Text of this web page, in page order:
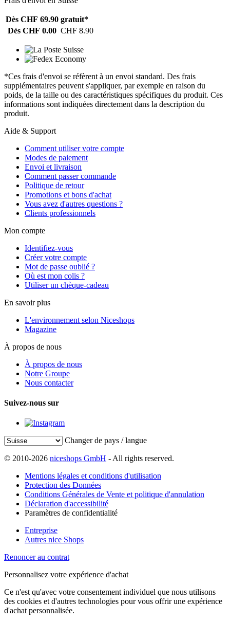
Dès CHF 69.90 gratuit*
Dès CHF 0.00 CHF 8.90
*Ces frais d'envoi se réfèrent à un envoi standard. Des frais
supplémentaires peuvent s'appliquer, par exemple en raison du
poids, de la taille ou des caractéristiques spécifiques du produit. Ces
informations sont indiquées directement dans la description du
produit.
Aide & Support
Comment utiliser votre compte
Modes de paiement
Envoi et livraison
Comment passer commande
Politique de retour
Promotions et bons d'achat
Vous avez d'autres questions ?
Clients professionnels
Mon compte
Identifiez-vous
Créer votre compte
Mot de passe oublié ?
Où est mon colis ?
Utiliser un chèque-cadeau
En savoir plus
L'environnement selon Niceshops
Magazine
À propos de nous
À propos de nous
Notre Groupe
Nous contacter
Suivez-nous sur
Changer de pays / langue
© 2010-2026 niceshops GmbH - All rights reserved.
Mentions légales et conditions d'utilisation
Protection des Données
Conditions Générales de Vente et politique d'annulation
Déclaration d'accessibilité
Paramètres de confidentialité
Entreprise
Autres nice Shops
Renoncer au contrat
Personnalisez votre expérience d'achat
Ce n'est qu'avec votre consentement individuel que nous utilisons
des cookies et d'autres technologies pour vous offrir une expérience
d'achat personnalisée.